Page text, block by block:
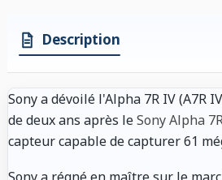
Description
Sony a dévoilé l'Alpha 7R IV (A7R
de deux ans après leSony Alpha
capteur capable de capturer 61
Sony a régné en maître sur le